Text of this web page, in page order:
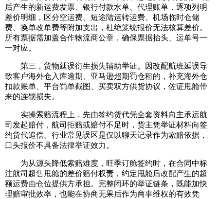
后产生的新运费发票、银行付款水单、代理账单，逐项列明
差价明细，区分空运费、短途陆运转运费、机场临时仓储
费、换单改单费等附加支出，杜绝笼统报价无法核算差价。
所有票据需加盖合作物流商公章，确保票据抬头、运单号一
一对应。
第三，货物延误衍生损失辅助举证。因改配航班延误导
致客户海外仓入库逾期、亚马逊超期罚仓租的，补充海外仓
扣款账单、平台罚单截图、买卖双方供货协议，佐证甩舱带
来的连锁损失。
实操索赔流程上，先由签约货代凭全套资料向主承运航
司发起赔付，航司拒赔或赔付不足时，货主凭举证材料向签
约货代追偿。行业常见误区是仅以聊天记录作为索赔依据，
口头报价不具备法律举证效力。
为从源头降低索赔难度，旺季订舱签约时，在合同中标
注航司超售甩舱的差价赔付权责，约定甩舱后改配产生的超
额运费由仓位提供方承担。完整闭环的举证链条，既能加快
理赔审批效率，也能在协商无果后作为商事维权的有效凭